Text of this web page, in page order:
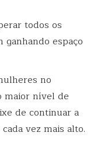
todos os
ganhando espaço
no
maior nível de
de continuar a
vez mais alto.